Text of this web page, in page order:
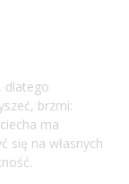
dlatego
brzmi:
ma
się na własnych